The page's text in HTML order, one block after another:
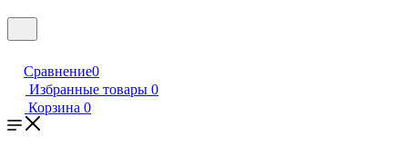
Сравнение0
Избранные товары 0
Корзина 0